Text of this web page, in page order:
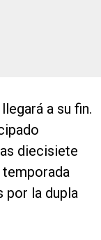
a su fin.
diecisiete
temporada
por la dupla